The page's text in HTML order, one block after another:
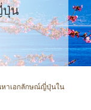
ปุ่น
าเอกลักษณ์ญี่ปุ่นใน